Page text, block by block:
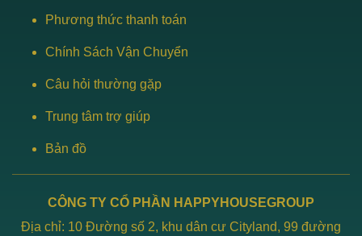
Phương thức thanh toán
Chính Sách Vận Chuyển
Câu hỏi thường gặp
Trung tâm trợ giúp
Bản đồ
CÔNG TY CỔ PHẦN HAPPYHOUSEGROUP
Địa chỉ: 10 Đường số 2, khu dân cư Cityland, 99 đường